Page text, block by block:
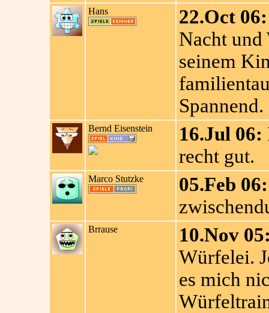
Hans 22.Oct 06:
Nacht und
seinem
Spannend.
Bernd Eisenstein 16.Jul 06:
recht gut.
Marco Stutzke 05.Feb 06:
Brrause
10.Nov
Würfelei.
es mich